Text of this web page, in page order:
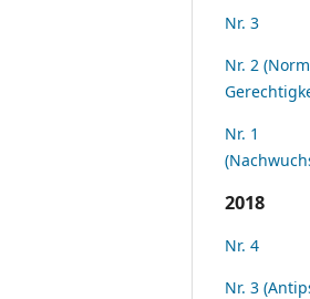
Nr. 3
Nr. 2
Nr. 1
2018
Nr. 4
Nr. 3